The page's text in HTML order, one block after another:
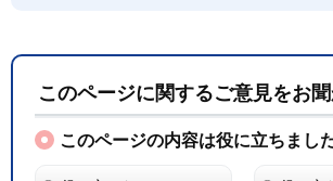
このページに関するご意見をお
このページの内容は役に立ちまし